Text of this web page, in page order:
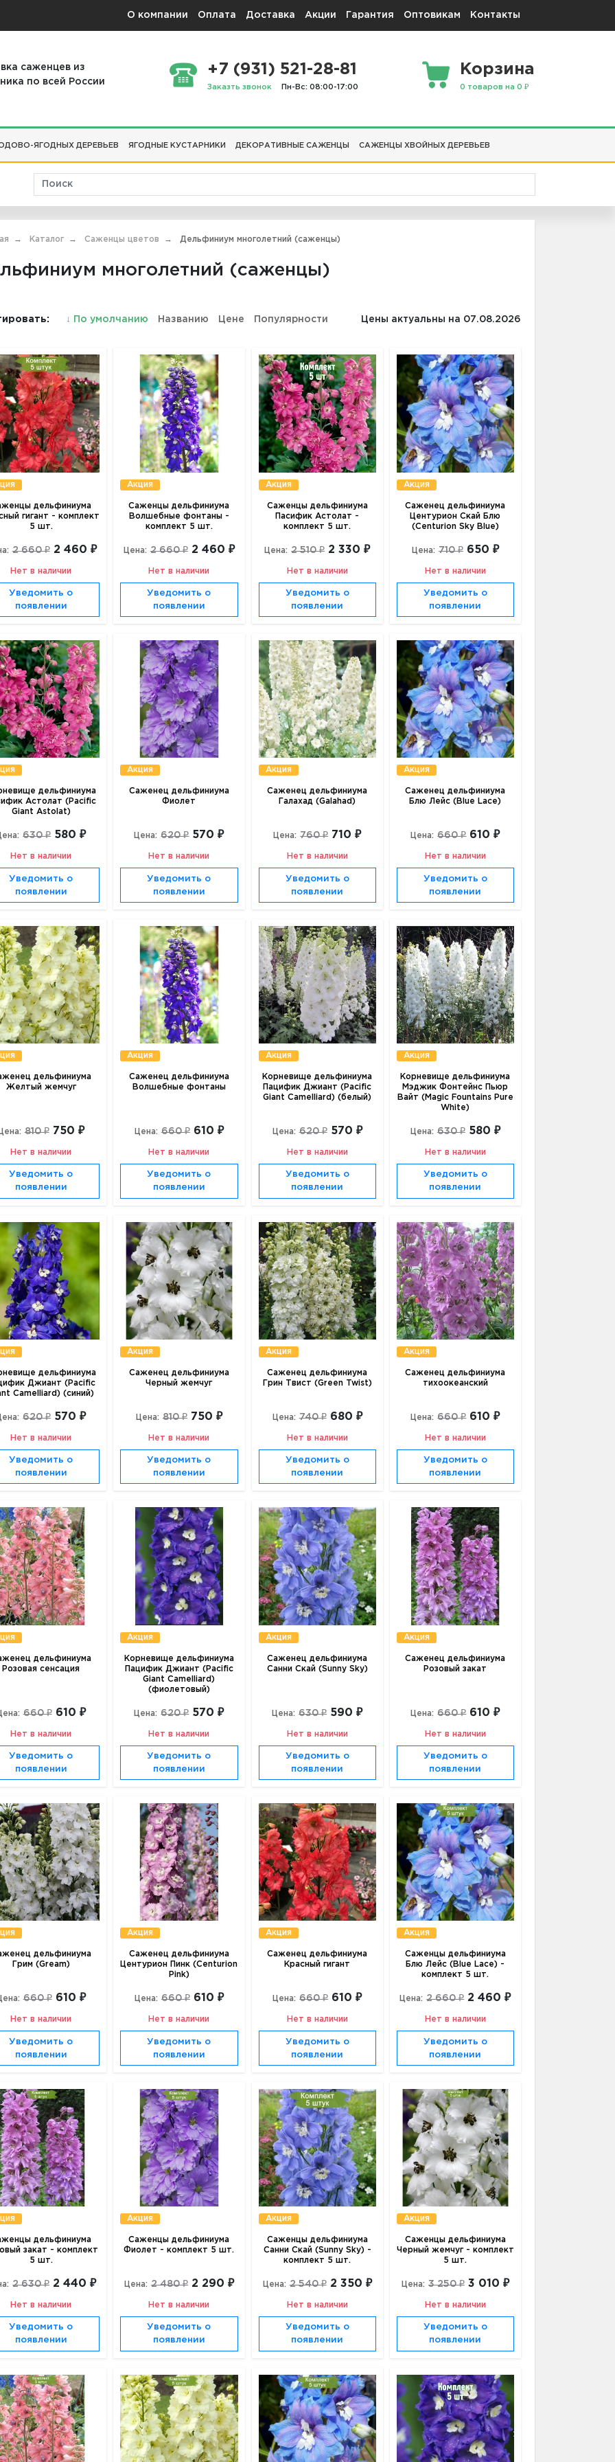
О компании Оплата Доставка Акции Гарантия Оптовикам Контакты
саженцев из
по всей России
+7 (931) 521-28-81
Заказть звонок Пн-Вс: 08:00-17:00
Корзина
0 товаров на 0 ₽
ЯГОДНЫХ ДЕРЕВЬЕВ ЯГОДНЫЕ КУСТАРНИКИ ДЕКОРАТИВНЫЕ САЖЕНЦЫ САЖЕНЦЫ ХВОЙНЫХ ДЕРЕВЬЕВ
Каталог Саженцы цветов Дельфиниум многолетний (саженцы)
многолетний (саженцы)
↓ По умолчанию Названию Цене Популярности Цены актуальны на 07.08.2026
дельфиниума
гигант - комплект
5 шт.
2 660 ₽ 2 460 ₽
Нет в наличии
Уведомить о
появлении
Акция
Саженцы дельфиниума
Волшебные фонтаны -
комплект 5 шт.
Цена: 2 660 ₽ 2 460 ₽
Нет в наличии
Уведомить о
появлении
Акция
Саженцы дельфиниума
Пасифик Астолат -
комплект 5 шт.
Цена: 2 510 ₽ 2 330 ₽
Нет в наличии
Уведомить о
появлении
Акция
Саженец дельфиниума
Центурион Скай Блю
(Centurion Sky Blue)
Цена: 710 ₽ 650 ₽
Нет в наличии
Уведомить о
появлении
дельфиниума
Астолат (Pacific
Giant Astolat)
630 ₽ 580 ₽
Нет в наличии
Уведомить о
появлении
Акция
Саженец дельфиниума
Фиолет
Цена: 620 ₽ 570 ₽
Нет в наличии
Уведомить о
появлении
Акция
Саженец дельфиниума
Галахад (Galahad)
Цена: 760 ₽ 710 ₽
Нет в наличии
Уведомить о
появлении
Акция
Саженец дельфиниума
Блю Лейс (Blue Lace)
Цена: 660 ₽ 610 ₽
Нет в наличии
Уведомить о
появлении
дельфиниума
Желтый жемчуг
810 ₽ 750 ₽
Нет в наличии
Уведомить о
появлении
Акция
Саженец дельфиниума
Волшебные фонтаны
Цена: 660 ₽ 610 ₽
Нет в наличии
Уведомить о
появлении
Акция
Корневище дельфиниума
Пацифик Джиант (Pacific
Giant Camelliard) (белый)
Цена: 620 ₽ 570 ₽
Нет в наличии
Уведомить о
появлении
Акция
Корневище дельфиниума
Мэджик Фонтейнс Пьюр
Вайт (Magic Fountains Pure
White)
Цена: 630 ₽ 580 ₽
Нет в наличии
Уведомить о
появлении
дельфиниума
Джиант (Pacific
Camelliard) (синий)
620 ₽ 570 ₽
Нет в наличии
Уведомить о
появлении
Акция
Саженец дельфиниума
Черный жемчуг
Цена: 810 ₽ 750 ₽
Нет в наличии
Уведомить о
появлении
Акция
Саженец дельфиниума
Грин Твист (Green Twist)
Цена: 740 ₽ 680 ₽
Нет в наличии
Уведомить о
появлении
Акция
Саженец дельфиниума
тихоокеанский
Цена: 660 ₽ 610 ₽
Нет в наличии
Уведомить о
появлении
дельфиниума
Розовая сенсация
660 ₽ 610 ₽
Нет в наличии
Уведомить о
появлении
Акция
Корневище дельфиниума
Пацифик Джиант (Pacific
Giant Camelliard)
(фиолетовый)
Цена: 620 ₽ 570 ₽
Нет в наличии
Уведомить о
появлении
Акция
Саженец дельфиниума
Санни Скай (Sunny Sky)
Цена: 630 ₽ 590 ₽
Нет в наличии
Уведомить о
появлении
Акция
Саженец дельфиниума
Розовый закат
Цена: 660 ₽ 610 ₽
Нет в наличии
Уведомить о
появлении
дельфиниума
Грим (Gream)
660 ₽ 610 ₽
Нет в наличии
Уведомить о
появлении
Акция
Саженец дельфиниума
Центурион Пинк (Centurion
Pink)
Цена: 660 ₽ 610 ₽
Нет в наличии
Уведомить о
появлении
Акция
Саженец дельфиниума
Красный гигант
Цена: 660 ₽ 610 ₽
Нет в наличии
Уведомить о
появлении
Акция
Саженцы дельфиниума
Блю Лейс (Blue Lace) -
комплект 5 шт.
Цена: 2 660 ₽ 2 460 ₽
Нет в наличии
Уведомить о
появлении
дельфиниума
закат - комплект
5 шт.
2 630 ₽ 2 440 ₽
Нет в наличии
Уведомить о
появлении
Акция
Саженцы дельфиниума
Фиолет - комплект 5 шт.
Цена: 2 480 ₽ 2 290 ₽
Нет в наличии
Уведомить о
появлении
Акция
Саженцы дельфиниума
Санни Скай (Sunny Sky) -
комплект 5 шт.
Цена: 2 540 ₽ 2 350 ₽
Нет в наличии
Уведомить о
появлении
Акция
Саженцы дельфиниума
Черный жемчуг - комплект
5 шт.
Цена: 3 250 ₽ 3 010 ₽
Нет в наличии
Уведомить о
появлении